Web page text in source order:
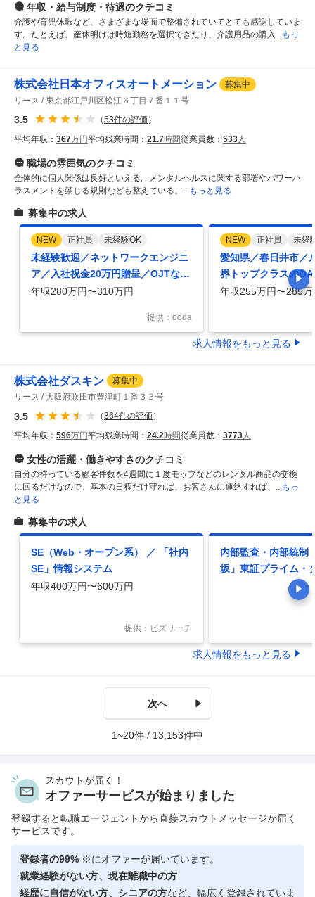
年収・給与制度・待遇のクチコミ
介護や育児休暇など、さまざまな場面で整備されていてとても感謝していま
す。たとえば、産休明けは時短勤務を選択できたり、介護用品の購入
...もっ
と見る
株式会社日本オフィスオートメーション
募集中
リース
東京都江戸川区松江６丁目７番１１号
3.5 （53件の評価 ）
平均年収： 367万円平均残業時間： 21.7時間従業員数： 533 人
職場の雰囲気のクチコミ
全体的に個人関係は良好といえる。メンタルヘルスに関する部署やパワーハ
ラスメントを禁じる規則なども整えている。
...もっと見る
募集中の求人
NEW 正社員 未経験OK
未経験歓迎／ネットワークエンジニ
ア／入社祝金20万円贈呈／OJTなど
教育制度／転勤無し
年収280万円〜310万円
提供：doda
NEW 正社員 未経
愛知県／春日井市／
界トップクラスの
／充実した研修制度
年収255万円〜285万
求人情報をもっと見る
株式会社ダスキン
募集中
リース
大阪府吹田市豊津町１番３３号
3.5 （364件の評価 ）
平均年収： 596万円平均残業時間： 24.2時間従業員数： 3773人
女性の活躍・働きやすさのクチコミ
自分の持っている顧客件数を4週間に１度モップなどのレンタル商品の交換
に回るだけなので、基本の日程だけ守れば、お客さんに連絡すれば、 ...もっ
と見る
募集中の求人
SE（Web・オープン系） ／ 「社内
SE」情報システム
年収400万円〜600万円
提供：ビズリーチ
内部監査・内部統制
坂」東証プライム・
DXを支えるシステ
（J－SOX対応／年
求人情報をもっと見る
次へ
1~20件 / 13,153件中
スカウトが届く！
オファーサービスが始まりました
登録すると転職エージェントから直接スカウトメッセージが届く
サービスです。
登録者の99% ※にオファーが届いています。
就業経験がない方、現在離職中の方
経歴に自信がない方、シニアの方など、幅広く登録されていま